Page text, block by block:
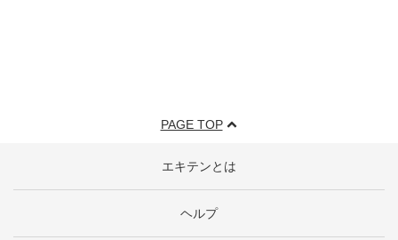
PAGE TOP
エキテンとは
ヘルプ